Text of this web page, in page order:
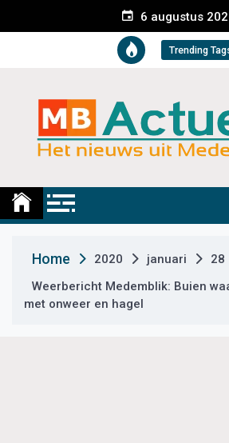
e
t
6 augustus
Trending
Medemblik
Home 2020 januari
28
Weerbericht Medemblik: Buien
met onweer en hagel